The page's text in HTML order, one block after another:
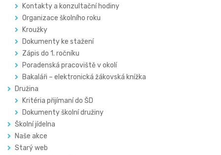
Kontakty a konzultační hodiny
Organizace školního roku
Kroužky
Dokumenty ke stažení
Zápis do 1. ročníku
Poradenská pracoviště v okolí
Bakaláři – elektronická žákovská knížka
Družina
Kritéria přijímaní do ŠD
Dokumenty školní družiny
Školní jídelna
Naše akce
Starý web